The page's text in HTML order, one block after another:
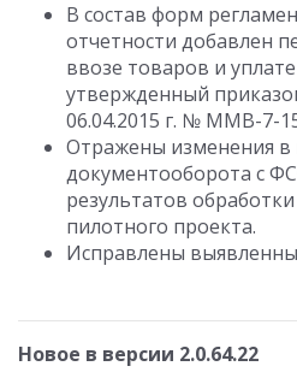
В состав форм
отчетности добавлен
ввозе товаров и
утвержденный
06.04.2015 г. № ММВ-7-
Отражены изменения в
документооборота с
результатов
пилотного проекта.
Исправлены
Новое в версии 2.0.64.22